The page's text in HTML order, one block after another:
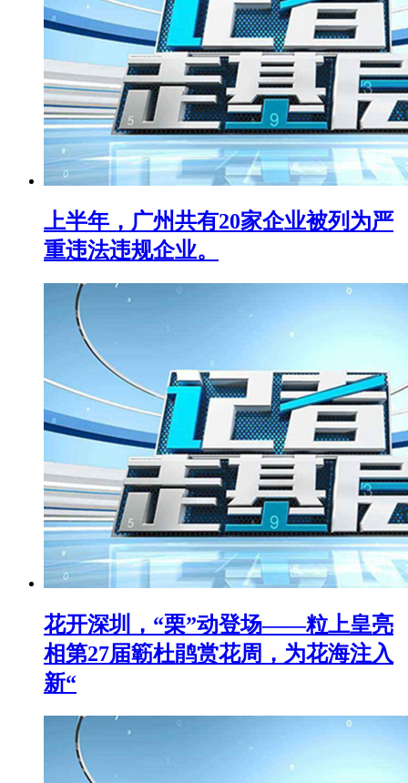
上半年，广州共有20家企业被列为严
重违法违规企业。
花开深圳，“栗”动登场——粒上皇亮
相第27届簕杜鹃赏花周，为花海注入
新“